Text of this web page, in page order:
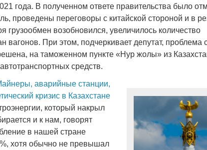
года. В полученном ответе правительства было
проведены переговоры с китайской стороной и в
грузообмен возобновился, увеличилось количество
вагонов. При этом, подчеркивает депутат, проблема
на таможенном пункте «Нур жолы» из
средств.
аварийные станции,
кризис в Казахстане
который накрыл
и к нам, говорят
в нашей стране
хотя обычно не превышал